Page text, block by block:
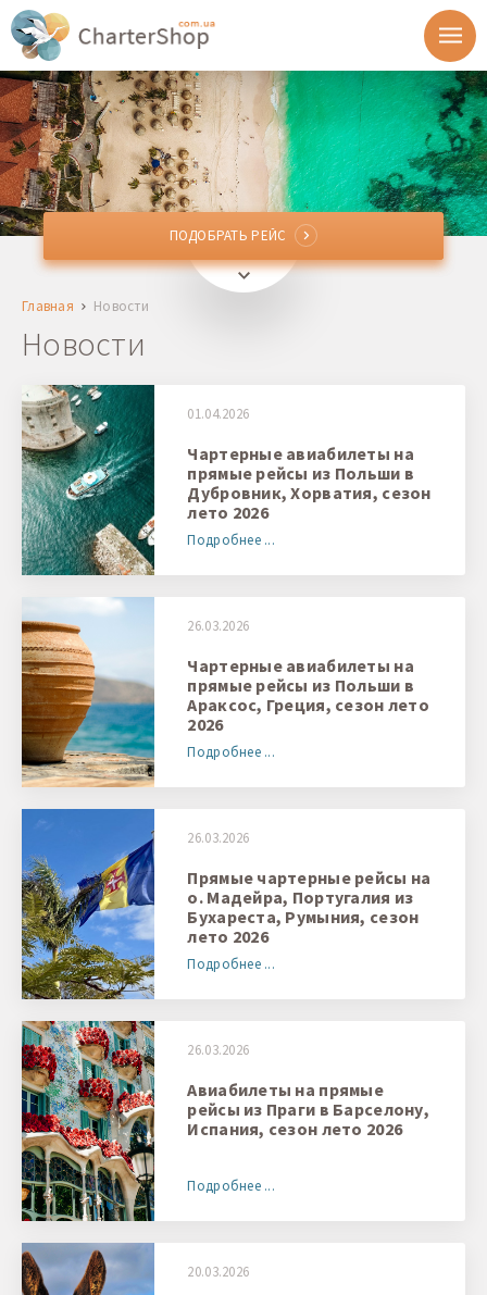
Откуда
Куда
Отправление
Возврат
1 + 0 + 0
ПОДОБРАТЬ РЕЙС
ПОДОБРАТЬ РЕЙС
Главная Новости
Новости
01.04.2026
Чартерные авиабилеты на
прямые рейсы из Польши в
Дубровник, Хорватия, сезон
лето 2026
Подробнее ...
26.03.2026
Чартерные авиабилеты на
прямые рейсы из Польши в
Араксос, Греция, сезон лето
2026
Подробнее ...
26.03.2026
Прямые чартерные рейсы на
о. Мадейра, Португалия из
Бухареста, Румыния, сезон
лето 2026
Подробнее ...
26.03.2026
Авиабилеты на прямые
рейсы из Праги в Барселону,
Испания, сезон лето 2026
Подробнее ...
20.03.2026